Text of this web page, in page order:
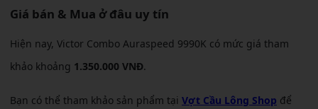
Giá bán & Mua ở đâu uy tín
Hiện nay, Victor Combo Auraspeed 9990K có mức giá tham
khảo khoảng 1.350.000 VNĐ.
Bạn có thể tham khảo sản phẩm tại Vợt Cầu Lông Shop để